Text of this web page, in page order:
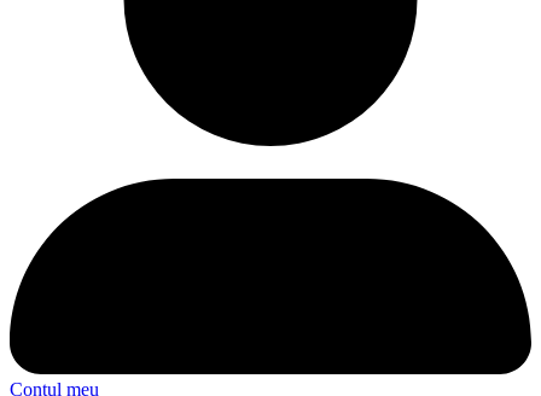
Contul meu